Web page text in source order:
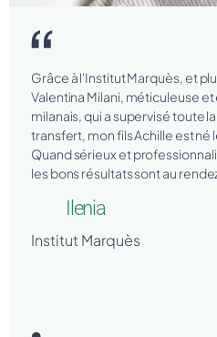
Grâce à l'Institut Marquès, et
Valentina Milani, méticuleuse
milanais, qui a supervisé toute
transfert, mon fils Achille est né
Quand sérieux et
les bons résultats sont au
Ilenia
Institut Marquès